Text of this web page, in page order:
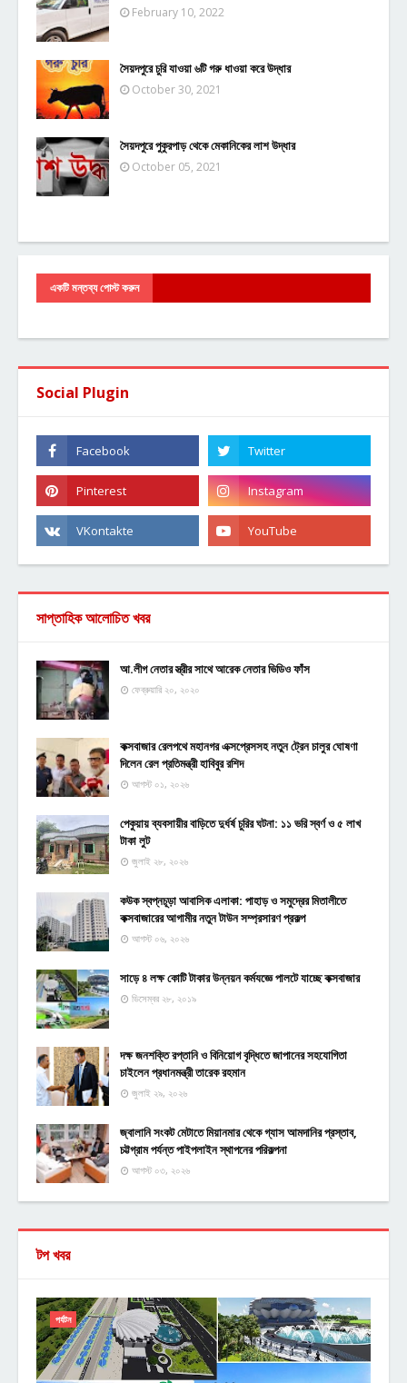
February 10, 2022
সৈয়দপুরে চুরি যাওয়া ৬টি গরু ধাওয়া করে উদ্ধার
October 30, 2021
সৈয়দপুরে পুকুরপাড় থেকে মেকানিকের লাশ উদ্ধার
October 05, 2021
একটি মন্তব্য পোস্ট করুন
Social Plugin
সাপ্তাহিক আলোচিত খবর
আ.লীগ নেতার স্ত্রীর সাথে আরেক নেতার ভিডিও ফাঁস
ফেব্রুয়ারি ২০, ২০২০
কক্সবাজার রেলপথে মহানগর এক্সপ্রেসসহ নতুন ট্রেন চালুর ঘোষণা
দিলেন রেল প্রতিমন্ত্রী হাবিবুর রশিদ
আগস্ট ০১, ২০২৬
পেকুয়ায় ব্যবসায়ীর বাড়িতে দুর্ধর্ষ চুরির ঘটনা: ১১ ভরি স্বর্ণ ও ৫ লাখ
টাকা লুট
জুলাই ২৮, ২০২৬
কউক স্বপ্নচূড়া আবাসিক এলাকা: পাহাড় ও সমুদ্রের মিতালীতে
কক্সবাজারের আগামীর নতুন টাউন সম্প্রসারণ প্রকল্প
আগস্ট ০৬, ২০২৬
সাড়ে ৪ লক্ষ কোটি টাকার উন্নয়ন কর্মযজ্ঞে পালটে যাচ্ছে কক্সবাজার
ডিসেম্বর ২৮, ২০১৯
দক্ষ জনশক্তি রপ্তানি ও বিনিয়োগ বৃদ্ধিতে জাপানের সহযোগিতা
চাইলেন প্রধানমন্ত্রী তারেক রহমান
জুলাই ২৯, ২০২৬
জ্বালানি সংকট মেটাতে মিয়ানমার থেকে গ্যাস আমদানির প্রস্তাব,
চট্টগ্রাম পর্যন্ত পাইপলাইন স্থাপনের পরিকল্পনা
আগস্ট ০৩, ২০২৬
টপ খবর
পর্যটন